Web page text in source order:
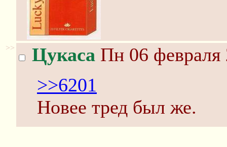
>> Цукаса Пн 06 февраля
>>6201
Новее тред был же.